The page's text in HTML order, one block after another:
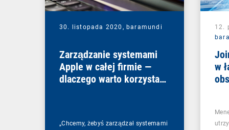
30. listopada 2020, baramundi
Zarządzanie systemami
Apple w całej firmie —
dlaczego warto korzystać
„Chcemy, żebyś zarządzał systemami
12.
w